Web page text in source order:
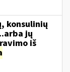
konsulinių
jų
iš